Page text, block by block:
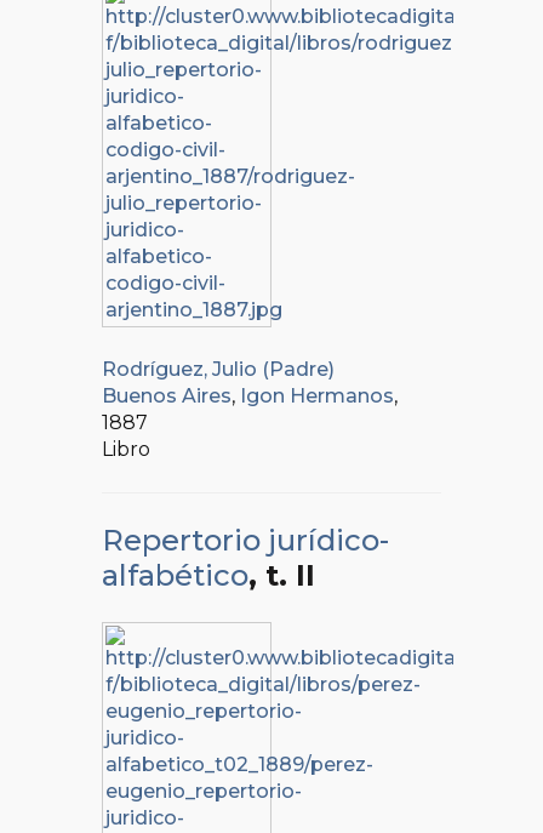
Rodríguez, Julio (Padre)
Buenos Aires, Igon Hermanos,
1887
Libro
Repertorio jurídico-
alfabético, t. II